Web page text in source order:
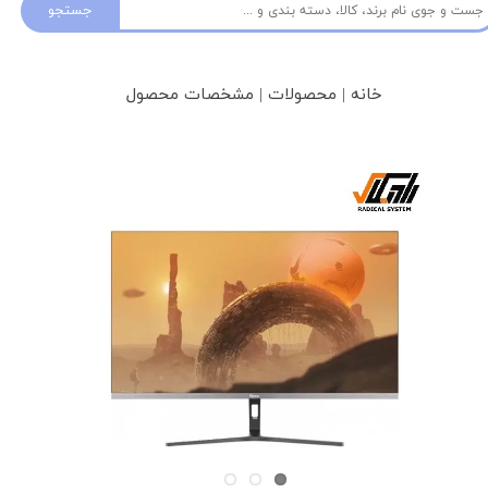
جستجو
خانه | محصولات | مشخصات محصول